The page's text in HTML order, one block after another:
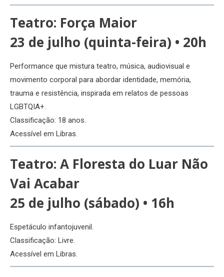
Teatro: Força Maior
23 de julho (quinta-feira) • 20h
Performance que mistura teatro, música, audiovisual e
movimento corporal para abordar identidade, memória,
trauma e resistência, inspirada em relatos de pessoas
LGBTQIA+.
Classificação: 18 anos.
Acessível em Libras.
Teatro: A Floresta do Luar Não
Vai Acabar
25 de julho (sábado) • 16h
Espetáculo infantojuvenil.
Classificação: Livre.
Acessível em Libras.